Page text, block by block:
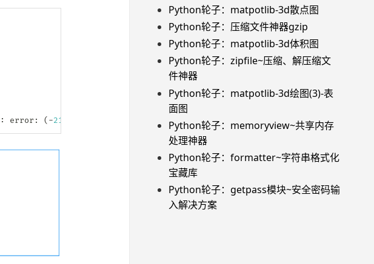
: error : ( -215 normType == NORM_INF normType == NORM_L1
Python轮子：matpotlib-3d散点图
Python轮子：压缩文件神器gzip
Python轮子：matpotlib-3d体积图
Python轮子：zipfile~压缩、解压缩文
件神器
Python轮子：matpotlib-3d绘图(3)-表
面图
Python轮子：memoryview~共享内存
处理神器
Python轮子：formatter~字符串格式化
宝藏库
Python轮子：getpass模块~安全密码输
入解决方案